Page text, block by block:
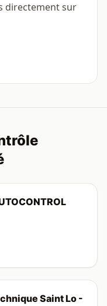
directement sur
Saint Lo -